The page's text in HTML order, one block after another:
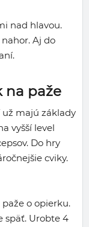
nad hlavou.
Aj do
na paže
majú základy
vyšší level
Do hry
cviky.
o opierku.
späť. Urobte 4